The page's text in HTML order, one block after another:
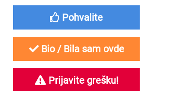
Pohvalite
Bio / Bila sam ovde
Prijavite grešku!